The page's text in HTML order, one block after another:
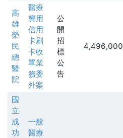
高
雄
榮
民
總
醫
院
醫療
費用
信用
卡刷
卡收
單業
務委
外案
公
開
招
標
公
告
4,496,000
國
立
成
功
一般
醫療